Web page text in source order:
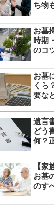
ち物
お墓
時期
のコ
お墓
くら
要な
遺言
どう
何？
【家
お墓
のす